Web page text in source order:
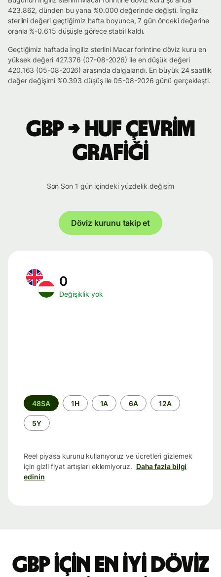
423.862, dünden bu yana %0.000 değerinde değişti. İngiliz
sterlini değeri geçtiğimiz hafta boyunca, 7 gün önceki değerine
oranla %-0.615 düşüşle görece stabil kaldı.
Geçtiğimiz haftada İngiliz sterlini Macar forintine döviz kuru en
yüksek değeri 427.376 (07-08-2026) ile en düşük değeri
420.163 (05-08-2026) arasında dalgalandı. En büyük 24 saatlik
değer değişimi %0.393 düşüş ile 05-08-2026 günü gerçekleşti.
GBP → HUF çevrim
grafiği
Son Son 1 gün içindeki yüzdelik değişim
Döviz kurunu takip et
0
Değişiklik yok
Zaman
aralığı
48SA 1H 1A 6A 12A
5Y
Reel piyasa kurunu kullanıyoruz ve ücretleri gizlemek
için gizli fiyat artışları eklemiyoruz. Daha fazla bilgi
edinin
GBP için en iyi döviz